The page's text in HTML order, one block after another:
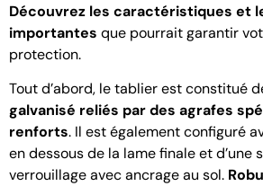
Découvrez les caractéristiques et
importantes que pourrait garantir
protection.
Tout d’abord, le tablier est constitué
galvanisé reliés par des agrafes
renforts. Il est également configuré
en dessous de la lame finale et d’une
verrouillage avec ancrage au sol.